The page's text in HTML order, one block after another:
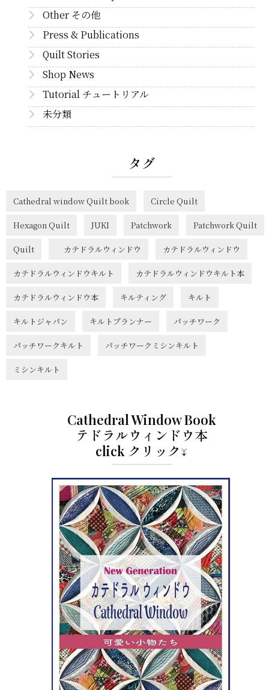
Other その他
Press & Publications
Quilt Stories
Shop News
Tutorial チュートリアル
未分類
タグ
Cathedral window Quilt book Circle Quilt
Hexagon Quilt JUKI Patchwork Patchwork Quilt
Quilt カテドラルウィンドウ カテドラルウィンドウ
カテドラルウィンドウキルト カテドラルウィンドウキルト本
カテドラルウィンドウ本 キルティング キルト
キルトジャパン キルトプランナー パッチワーク
パッチワークキルト パッチワークミシンキルト
ミシンキルト
Cathedral Window Book
テドラルウィンドウ本
click クリック↓